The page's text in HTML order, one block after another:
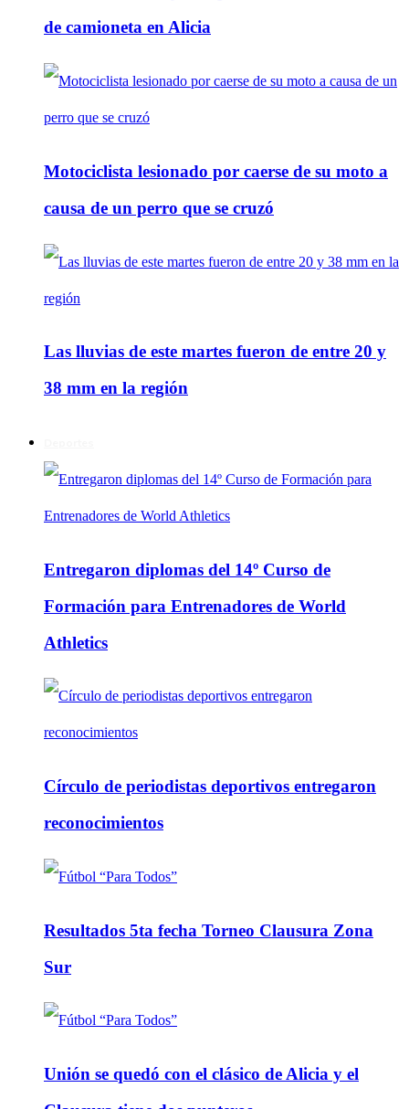
de camioneta en Alicia
Motociclista lesionado por caerse de su moto a
causa de un perro que se cruzó
Las lluvias de este martes fueron de entre 20 y
38 mm en la región
Entregaron diplomas del 14º Curso de
Formación para Entrenadores de World
Athletics
Círculo de periodistas deportivos entregaron
reconocimientos
Resultados 5ta fecha Torneo Clausura Zona
Sur
Unión se quedó con el clásico de Alicia y el